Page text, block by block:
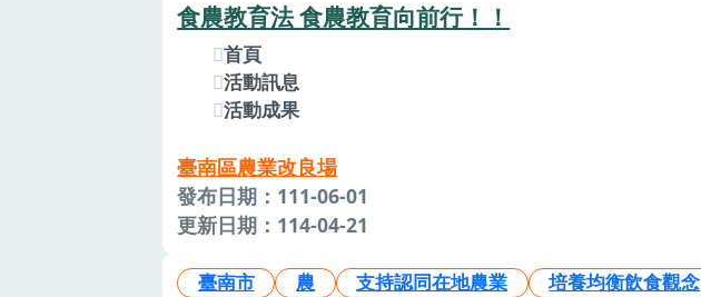
食農教育法 食農教育向前行！！
首頁
活動訊息
活動成果
臺南區農業改良場
發布日期：111-06-01
更新日期：114-04-21
臺南市 農 支持認同在地農業 培養均衡飲食觀念